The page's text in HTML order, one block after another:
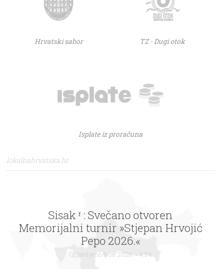
Hrvatski sabor TZ - Dugi otok
Isplate iz proračuna
lokalnahrvatska.hr
Sisak ᶠ : Svečano otvoren
Memorijalni turnir »Stjepan Hrvojić
Pepo 2026.«
Objavljeno 6.08.2026. - 4:54